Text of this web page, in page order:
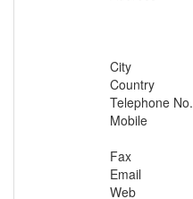
City
Country
Telephone No.
Mobile
Fax
Email
Web